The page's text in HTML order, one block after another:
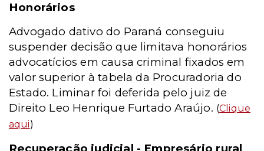
Honorários
Advogado dativo do Paraná conseguiu
suspender decisão que limitava honorários
advocatícios em causa criminal fixados em
valor superior à tabela da Procuradoria do
Estado. Liminar foi deferida pelo juiz de
Direito Leo Henrique Furtado Araújo. (Clique
aqui)